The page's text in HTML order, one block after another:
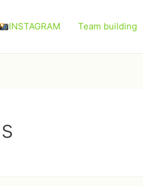
INSTAGRAM Team building